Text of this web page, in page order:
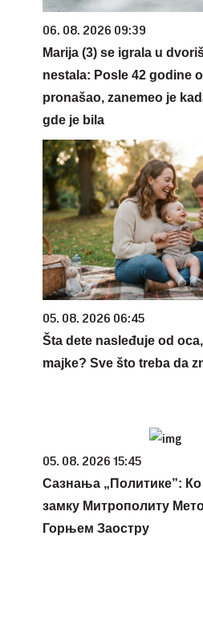
06. 08. 2026 09:39
Marija (3) se igrala u
nestala: Posle 42 godine
pronašao, zanemeo je
gde je bila
05. 08. 2026 06:45
Šta dete nasleđuje od
majke? Sve što treba da
05. 08. 2026 15:45
Сазнања „Политике”: Ко
замку Митрополиту
Горњем Заостру